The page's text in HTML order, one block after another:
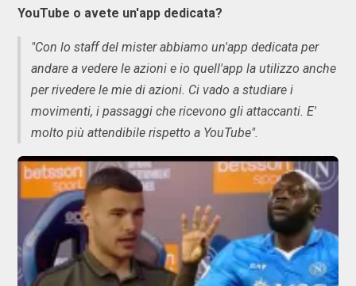
YouTube o avete un'app dedicata?
"Con lo staff del mister abbiamo un'app dedicata per
andare a vedere le azioni e io quell'app la utilizzo anche
per rivedere le mie di azioni. Ci vado a studiare i
movimenti, i passaggi che ricevono gli attaccanti. E'
molto più attendibile rispetto a YouTube".